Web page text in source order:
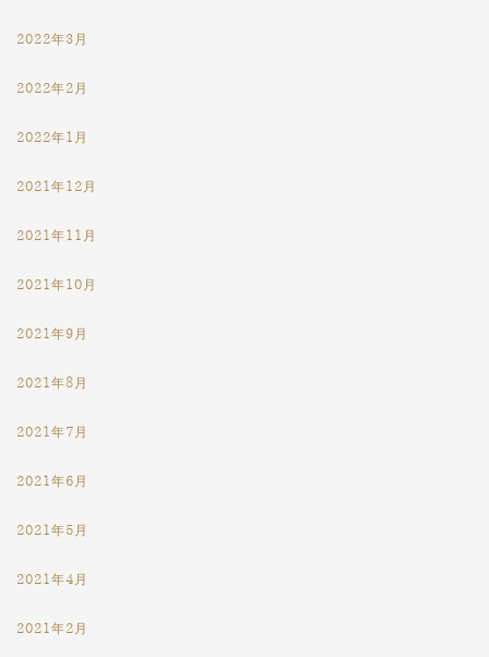
2022年3月
2022年2月
2022年1月
2021年12月
2021年11月
2021年10月
2021年9月
2021年8月
2021年7月
2021年6月
2021年5月
2021年4月
2021年2月